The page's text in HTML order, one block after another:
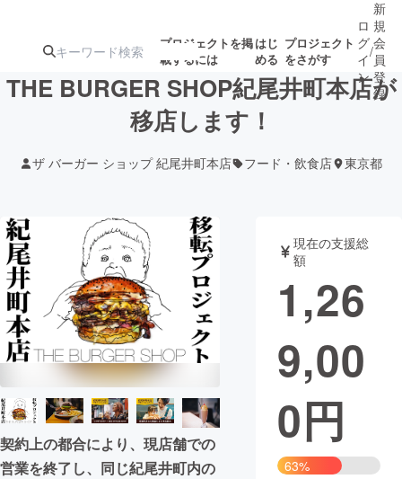
プロジェクトを掲
載するには
はじ
める
プロジェクト
をさがす
ジェクト
ターン
注目の新着プロ
ジェクト
募集終了が近いプ
ロジェクト
もうすぐ公開
されます
アート・写真 音楽
テクノロジー・ガジェット ゲーム・サ
映像・映画
ビジネス・起業
まちづくり・地域活性化
ロ
グ
イ
ン
/
新
規
会
員
登
録
THE BURGER SHOP紀尾井町本店が
移店します！
ザ バーガー ショップ 紀尾井町本店 フード・飲食店 東京都
契約上の都合により、現店舗での
営業を終了し、同じ紀尾井町内の
現在の支援総
額
1,26
9,00
0円
63%